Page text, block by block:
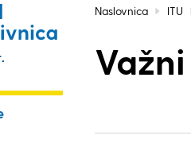
Naslovnica ITU